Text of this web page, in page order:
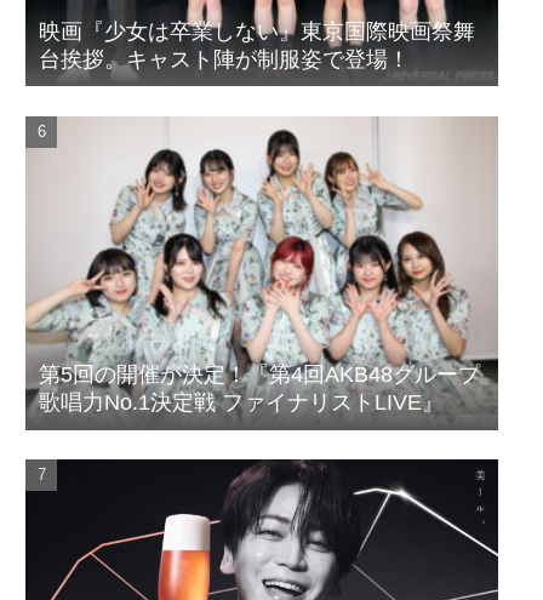
映画『少女は卒業しない』東京国際映画祭舞
台挨拶。キャスト陣が制服姿で登場！
第5回の開催が決定！『第4回AKB48グループ
歌唱力No.1決定戦 ファイナリストLIVE』